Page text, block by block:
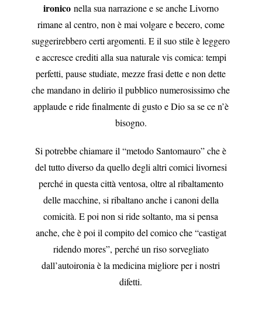
ironiconella sua narrazione e se anche Livorno
rimane al centro, non è mai volgare e becero, come
suggerirebbero certi argomenti. E il suo stile è leggero
e accresce crediti alla sua naturale vis comica: tempi
perfetti, pause studiate, mezze frasi dette e non dette
che mandano in delirio il pubblico numerosissimo che
applaude e ride finalmente di gusto e Dio sa se ce n’è
bisogno.
Si potrebbe chiamare il “metodo Santomauro” che è
del tutto diverso da quello degli altri comici livornesi
perché in questa città ventosa, oltre al ribaltamento
delle macchine, si ribaltano anche i canoni della
comicità. E poi non si ride soltanto, ma si pensa
anche, che è poi il compito del comico che “castigat
ridendo mores”, perché un riso sorvegliato
dall’autoironia è la medicina migliore per i nostri
difetti.